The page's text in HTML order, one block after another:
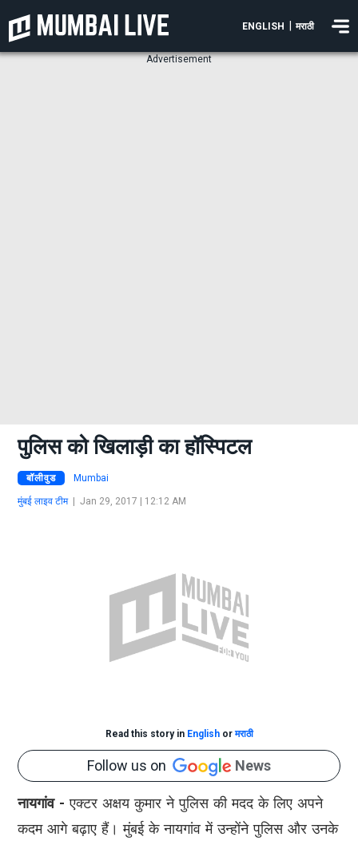
ENGLISH मराठी
Advertisement
पुलिस को खिलाड़ी का हॉस्पिटल
बॉलीवुड Mumbai
मुंबई लाइव टीम| Jan 29, 2017 | 12:12 AM
Read this story in Englishorमराठी
Follow us on News
नायगांव - एक्टर अक्षय कुमार ने पुलिस की मदद के लिए अपने
कदम आगे बढ़ाए हैं। मुंबई के नायगांव में उन्होंने पुलिस और उनके